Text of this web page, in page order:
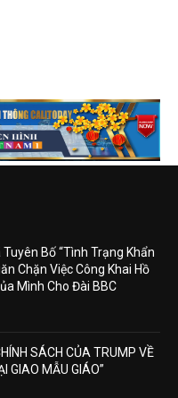
Bố “Tình Trạng Khẩn
Chặn Việc Công Khai Hồ
Mình Cho Đài BBC
SÁCH CỦA TRUMP VỀ
GIAO MẪU GIÁO”